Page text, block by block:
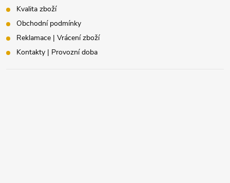
Kvalita zboží
Obchodní podmínky
Reklamace | Vrácení zboží
Kontakty | Provozní doba